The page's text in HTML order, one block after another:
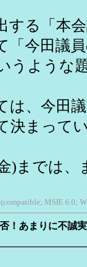
る「本
「今田議
うような
、今田
決まって
)までは、
MSIE 6.0;
！あまりに不誠